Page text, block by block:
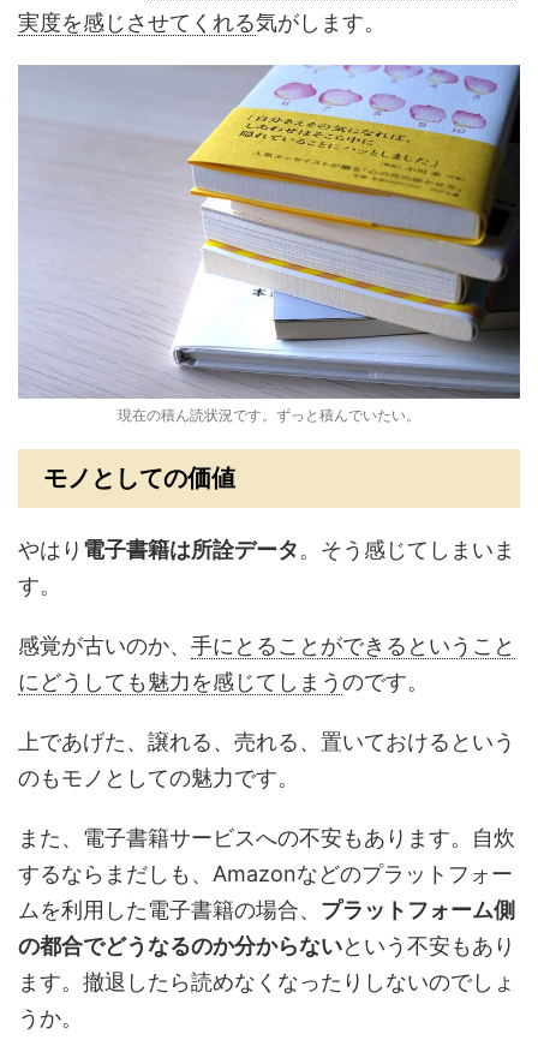
実度を感じさせてくれる気がします。
現在の積ん読状況です。ずっと積んでいたい。
モノとしての価値
やはり 電子書籍は所詮データ。そう感じてしまいま
す。
感覚が古いのか、 手にとることができるということ
にどうしても魅力を感じてしまうのです。
上であげた、譲れる、売れる、置いておけるという
のもモノとしての魅力です。
また、電子書籍サービスへの不安もあります。自炊
するならまだしも、Amazonなどのプラットフォー
ムを利用した電子書籍の場合、 プラットフォーム側
の都合でどうなるのか分からないという不安もあり
ます。撤退したら読めなくなったりしないのでしょ
うか。